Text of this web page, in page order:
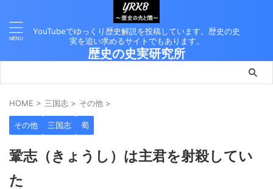
YouTubeでゆっくり歴史解説を投稿しています。歴史の史
実を追い求めるサイトでもあります。
歴史の史実研究所
HOME > 三国志 > その他 >
その他 三国志 蜀
鞏志（きょうし）は主君を射殺してい
た